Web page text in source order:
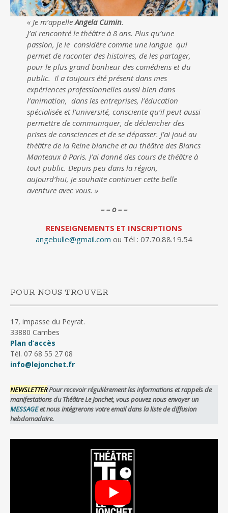
« Je m’appelleAngela Cumin.
J’ai rencontré le théâtre à 8 ans. Plus qu’une
passion, je le considère comme une langue qui
permet de raconter des histoires, de les partager,
pour le plus grand bonheur des comédiens et du
public. Il a toujours été présent dans mes
expériences professionnelles aussi bien dans
l’animation, dans les entreprises, l’éducation
spécialisée et l’université, consciente qu’il peut aussi
permettre de communiquer, de déclencher des
prises de consciences et de se dépasser. J’ai joué au
théâtre de la Reine blanche et au théâtre des Blancs
Manteaux à Paris. J’ai donné des cours de théâtre à
tout public. Depuis peu dans la région,
aujourd’hui, je souhaite continuer cette belle
aventure avec vous. »
– – o – –
RENSEIGNEMENTS ET INSCRIPTIONS
angebulle@gmail.com ou Tél : 07.70.88.19.54
POUR NOUS TROUVER
17, impasse du Peyrat.
33880 Cambes
Plan d’accès
Tél. 07 68 55 27 08
info@lejonchet.fr
NEWSLETTERPour recevoir régulièrement les informations et rappels de
manifestations du Théâtre Le Jonchet, vous pouvez nous envoyer un
MESSAGEet nous intégrerons votre email dans la liste de diffusion
hebdomadaire.